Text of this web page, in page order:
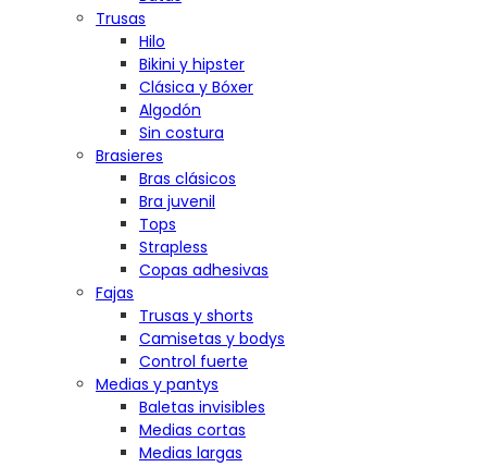
Trusas
Hilo
Bikini y hipster
Clásica y Bóxer
Algodón
Sin costura
Brasieres
Bras clásicos
Bra juvenil
Tops
Strapless
Copas adhesivas
Fajas
Trusas y shorts
Camisetas y bodys
Control fuerte
Medias y pantys
Baletas invisibles
Medias cortas
Medias largas